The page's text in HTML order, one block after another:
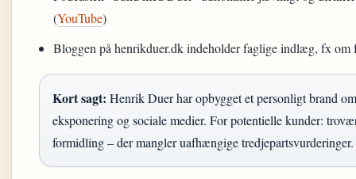
(YouTube)
Bloggen på henrikduer.dk indeholder faglige indlæg, fx
Kort sagt: Henrik Duer har opbygget et personligt brand
eksponering og sociale medier. For potentielle kunder:
formidling – der mangler uafhængige tredjepartsvurderinger.